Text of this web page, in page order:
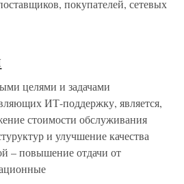
покупателей, сетевых
целями и задачами
ИТ-поддержку, является,
стоимости обслуживания
и улучшение качества
– повышение отдачи от